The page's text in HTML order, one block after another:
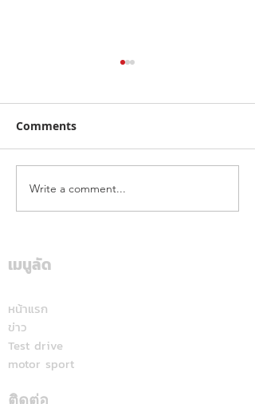
จากคิวบู๊สู่คิวรับรถ! "จา
พนม" เลือก DEEPAL S05
เมื่อพบ EV คู่ใจคันใหม่ที่
องศา
Comments
Write a comment...
เมนูลัด
หน้าแรก
ข่าว
Test drive
motor sport